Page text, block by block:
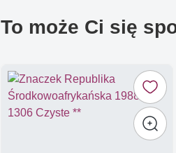
To może Ci się